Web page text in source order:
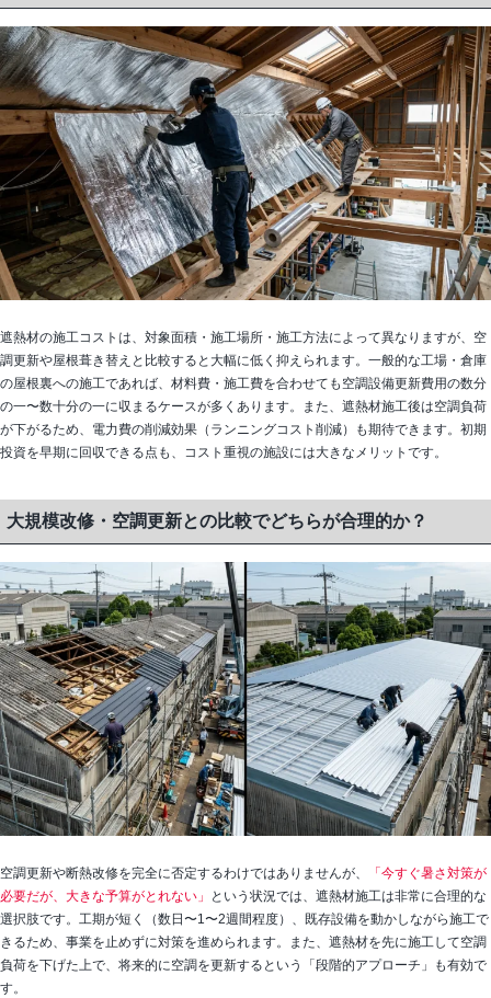
遮熱材の施工コストは、対象面積・施工場所・施工方法によって異なりますが、空
調更新や屋根葺き替えと比較すると大幅に低く抑えられます。一般的な工場・倉庫
の屋根裏への施工であれば、材料費・施工費を合わせても空調設備更新費用の数分
の一〜数十分の一に収まるケースが多くあります。また、遮熱材施工後は空調負荷
が下がるため、電力費の削減効果（ランニングコスト削減）も期待できます。初期
投資を早期に回収できる点も、コスト重視の施設には大きなメリットです。
大規模改修・空調更新との比較でどちらが合理的か？
空調更新や断熱改修を完全に否定するわけではありませんが、
「今すぐ暑さ対策が
必要だが、大きな予算がとれない」
という状況では、遮熱材施工は非常に合理的な
選択肢です。工期が短く（数日〜1〜2週間程度）、既存設備を動かしながら施工で
きるため、事業を止めずに対策を進められます。また、遮熱材を先に施工して空調
負荷を下げた上で、将来的に空調を更新するという「段階的アプローチ」も有効で
す。